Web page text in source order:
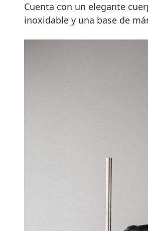
Cuenta con un elegante
inoxidable y una base de